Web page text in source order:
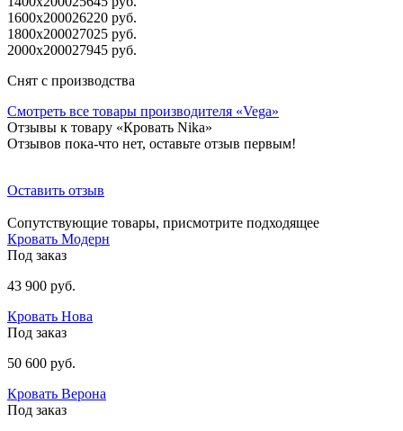
1600х200026220 руб.
1800х200027025 руб.
2000х200027945 руб.
Снят с производства
Смотреть все товары производителя «Vega»
Отзывы к товару «Кровать Nika»
Отзывов пока-что нет, оставьте отзыв первым!
Оставить отзыв
Сопутствующие товары, присмотрите подходящее
Кровать Модерн
Под заказ
43 900 руб.
Кровать Нова
Под заказ
50 600 руб.
Кровать Верона
Под заказ